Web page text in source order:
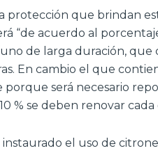
que brindan
“de acuerdo al
de larga duración, que
En cambio el que
porque será necesario
% se deben renovar cada
el uso de